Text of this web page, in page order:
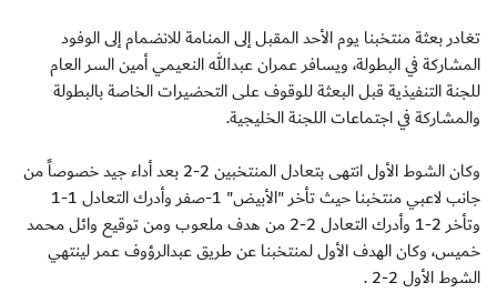
تغادر بعثة منتخبنا يوم الأحد المقبل إلى المنامة للانضمام إلى الوفود
المشاركة في البطولة، ويسافر عمران عبدالله النعيمي أمين السر العام
للجنة التنفيذية قبل البعثة للوقوف على التحضيرات الخاصة بالبطولة
والمشاركة في اجتماعات اللجنة الخليجية.
وكان الشوط الأول انتهى بتعادل المنتخبين 2-2 بعد أداء جيد خصوصاً من
جانب لاعبي منتخبنا حيث تأخر "الأبيض" 1-صفر وأدرك التعادل 1-1
وتأخر 2-1 وأدرك التعادل 2-2 من هدف ملعوب ومن توقيع وائل محمد
خميس، وكان الهدف الأول لمنتخبنا عن طريق عبدالرؤوف عمر لينتهي
الشوط الأول 2-2 .